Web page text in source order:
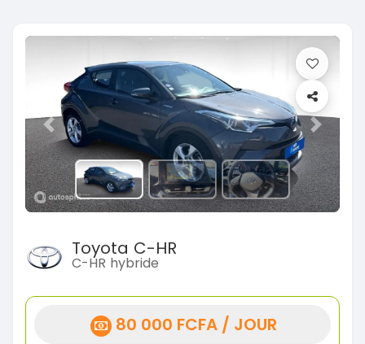
Previous Next
Toyota C-HR
C-HR hybride
80 000 FCFA / JOUR